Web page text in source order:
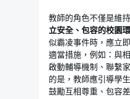
教師的角色不僅是維
立安全、包容的校園
似霸凌事件時，應立
適當措施，例如：與
啟動輔導機制、聯繫
的是，教師應引導學
鼓勵互相尊重、包容